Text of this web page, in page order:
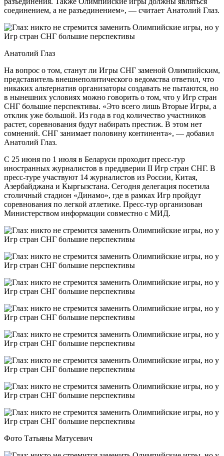
соединением, а не разъединением», — считает Анатолий Глаз.
Анатолий Глаз
На вопрос о том, станут ли Игры СНГ заменой Олимпийским,
представитель внешнеполитического ведомства ответил, что
никаких альтернатив организаторы создавать не пытаются, но
в нынешних условиях можно говорить о том, что у Игр стран
СНГ большие перспективы. «Это всего лишь Вторые Игры, а
отклик уже большой. Из года в год количество участников
растет, соревнования будут набирать престиж. В этом нет
сомнений. СНГ занимает половину континента», — добавил
Анатолий Глаз.
С 25 июня по 1 июля в Беларуси проходит пресс-тур
иностранных журналистов в преддверии II Игр стран СНГ. В
пресс-туре участвуют 14 журналистов из России, Китая,
Азербайджана и Кыргызстана. Сегодня делегация посетила
столичный стадион «Динамо», где в рамках Игр пройдут
соревнования по легкой атлетике. Пресс-тур организован
Министерством информации совместно с МИД.
Фото Татьяны Матусевич